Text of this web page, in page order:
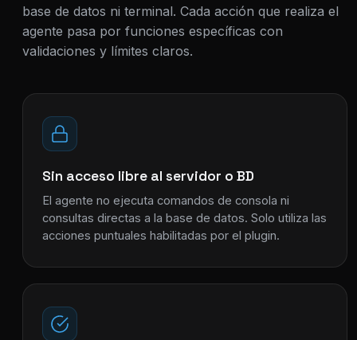
base de datos ni terminal. Cada acción que realiza el
agente pasa por funciones específicas con
validaciones y límites claros.
Sin acceso libre al servidor o BD
El agente no ejecuta comandos de consola ni
consultas directas a la base de datos. Solo utiliza las
acciones puntuales habilitadas por el plugin.